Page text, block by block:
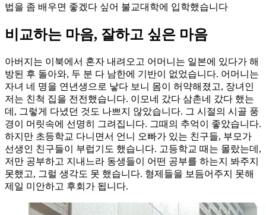
법을 좀 배우면 좋겠다 싶어 불교대학에 입학했습니다
비교하는 마음, 잘하고 싶은 마음
아버지는 이북에서 혼자 내려오고 어머니는 일본에 있다가 해
방된 후 돌아와, 두 분 다 남한에 기반이 없었습니다. 어머니는
자녀 네 명을 연년생으로 낳다 보니 몸이 허약해졌고, 장녀인
저는 친척 집을 전전했습니다. 이모네 갔다 삼촌네 갔다 했는
데, 그렇게 다녔던 것도 나쁘지 않았습니다. 그 시절의 시골 풍
경이 머릿속에 선명히 그려집니다. 그때의 추억이 좋았습니다.
하지만 초등학교 다니면서 언니 오빠가 있는 친구들, 부모가
선생인 친구들이 부럽기도 했습니다. 고등학교 때는 몰랐는데,
저만 공부하고 지내느라 동생들이 어떤 공부를 하는지 봐주지
못했고, 그럴 생각도 못 했습니다. 형제들을 보듬어주지 못해
제일 미안하고 후회가 됩니다.